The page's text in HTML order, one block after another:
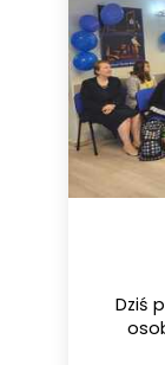
Dziś